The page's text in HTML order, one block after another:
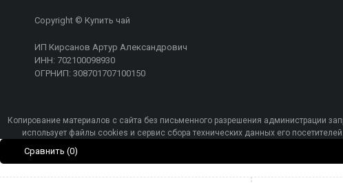
Copyright © Купить чай
ИП Кирсанов Артур Александрович
ИНН: 702100098930
ОГРНИП: 308701707100150
Копирование материалов с сайта без письменного разрешения администрации
использует файлы cookies и сервис сбора технических данных его
Сравнить (0)